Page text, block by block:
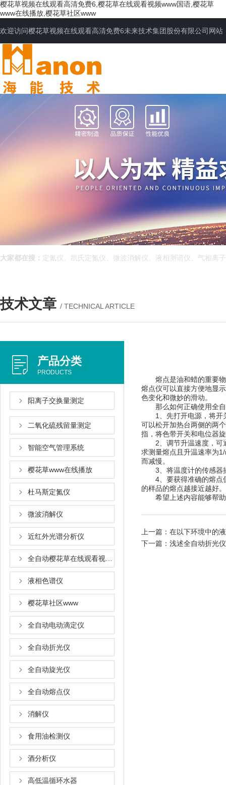
樱花草视频在线观看高清免费6,樱花草在线观看视频www国语,樱花草
www在线播放,樱花草社区www
欢迎访问樱花草视频在线观看高清免费6未来技术集团股份有限公司网站
网站首页
大家都在搜： 定氮仪、凯氏定氮仪、微波消解仪、液相测谱仪、气相
技术文章 / TECHNICAL ARTICLE
产品分类
PRODUCTS
阳离子交换量测定
二氧化硫残留量测定
智能空气管理系统
樱花草www在线播放
杜马斯定氮仪
微波消解仪
近红外光谱分析仪
液相色谱仪
樱花草社区www
全自动电动滴定仪
全自动折光仪
全自动旋光仪
全自动熔点仪
消解仪
食用油检测仪
酒分析仪
高低温循环水器
熔点是油和蜡的重要物理性
熔点仪可以直接方便地显示温
色变化和微妙的滑动。
那么如何正确使用全自
1、先打开电源，将开
可以松开加热台两侧的两个螺
指，将色带开关和电位器旋
2、调节升温速度，
求测量熔点且升温速率为1/
而减慢。
3、将温度计的传感器插
4、要获得准确的熔点值
的样品的熔点越接近越好。
希望上述内容能够帮助大
上一篇： 在以下环境中的
下一篇： 浅述全自动折光